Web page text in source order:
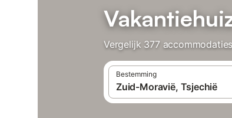
Vergelijk 377
Bestemming